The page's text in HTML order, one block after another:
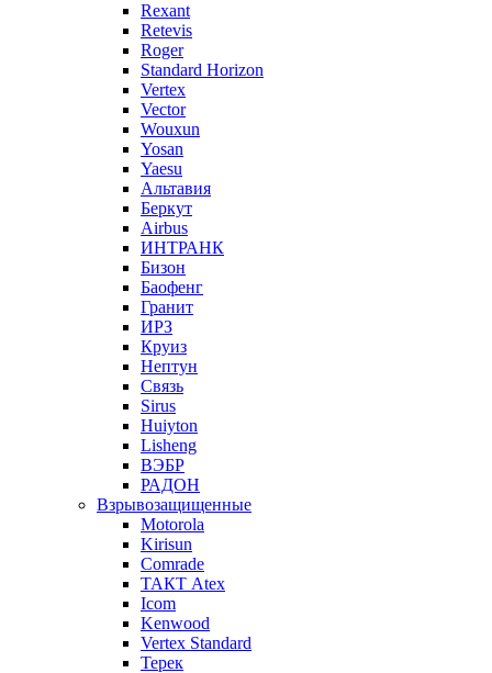
Rexant
Retevis
Roger
Standard Horizon
Vertex
Vector
Wouxun
Yosan
Yaesu
Альтавия
Беркут
Airbus
ИНТРАНК
Бизон
Баофенг
Гранит
ИРЗ
Круиз
Нептун
Связь
Sirus
Huiyton
Lisheng
ВЭБР
РАДОН
Взрывозащищенные
Motorola
Kirisun
Comrade
ТАКТ Atex
Icom
Kenwood
Vertex Standard
Терек